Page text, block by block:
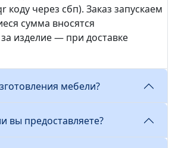
коду через сбп). Заказ запускаем
сумма вносятся
изделие — при доставке
мебели?
вы предоставляете?